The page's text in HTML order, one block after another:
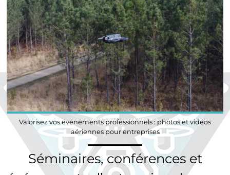
Valorisez vos événements professionnels : photos et vidéos
aériennes pour entreprises
Séminaires, conférences et